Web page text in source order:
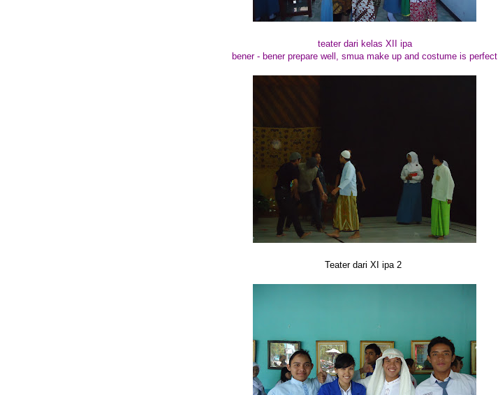
teater dari kelas XII ipa
bener - bener prepare well, smua make up and costume is perfect
Teater dari XI ipa 2